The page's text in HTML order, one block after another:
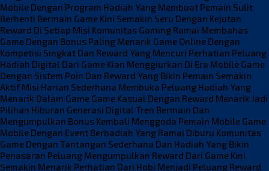
Mobile Dengan Program Hadiah Yang Membuat Pemain Sulit
Berhenti Bermain Game Kini Semakin Seru Dengan Kejutan
Reward Di Setiap Misi Komunitas Gaming Ramai Membahas
Game Dengan Bonus Paling Menarik Game Online Dengan
Kompetisi Singkat Dan Reward Yang Mencuri Perhatian Peluang
Hadiah Digital Dari Game Kian Menggiurkan Di Era Mobile Game
Dengan Sistem Poin Dan Reward Yang Bikin Pemain Semakin
Aktif Misi Harian Sederhana Membuka Peluang Hadiah Yang
Menarik Dalam Game Game Kasual Dengan Reward Menarik Jadi
Pilihan Hiburan Generasi Digital Tren Bermain Dan
Mengumpulkan Bonus Kembali Menggoda Pemain Mobile Game
Mobile Dengan Event Berhadiah Yang Ramai Diburu Komunitas
Game Dengan Tantangan Sederhana Dan Hadiah Yang Bikin
Penasaran Peluang Mengumpulkan Reward Dari Game Kini
Semakin Menarik Perhatian Dari Hobi Menjadi Peluang Reward